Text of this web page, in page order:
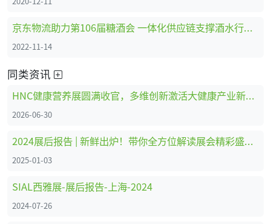
京东物流助力第106届糖酒会 一体化供应链支撑酒水行业新发展
2022-11-14
同类资讯
HNC健康营养展圆满收官，多维创新激活大健康产业新动能
2026-06-30
2024展后报告 | 新鲜出炉！带你全方位解读展会精彩盛况，Aquatech China 2025 我们上海浦东再相见！
2025-01-03
SIAL西雅展-展后报告-上海-2024
2024-07-26